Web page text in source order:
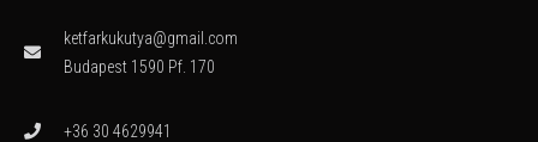
ketfarkukutya@gmail.com
Budapest 1590 Pf. 170
+36 30 4629941